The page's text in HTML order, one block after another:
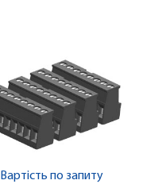
Вартість по запиту